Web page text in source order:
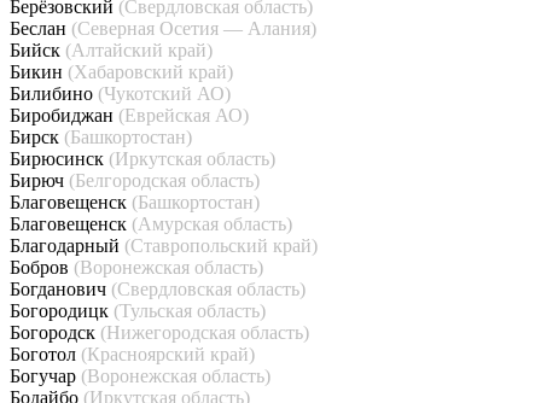
Берёзовский (Свердловская область)
Беслан (Северная Осетия — Алания)
Бийск (Алтайский край)
Бикин (Хабаровский край)
Билибино (Чукотский АО)
Биробиджан (Еврейская АО)
Бирск (Башкортостан)
Бирюсинск (Иркутская область)
Бирюч (Белгородская область)
Благовещенск (Башкортостан)
Благовещенск (Амурская область)
Благодарный (Ставропольский край)
Бобров (Воронежская область)
Богданович (Свердловская область)
Богородицк (Тульская область)
Богородск (Нижегородская область)
Боготол (Красноярский край)
Богучар (Воронежская область)
Бодайбо (Иркутская область)